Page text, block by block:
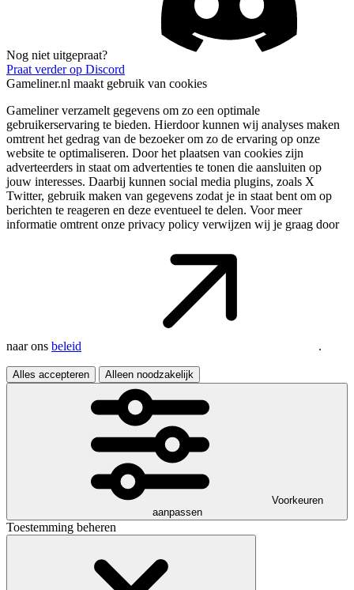
Nog niet uitgepraat?
Praat verder op Discord
Gameliner.nl maakt gebruik van cookies
Gameliner verzamelt gegevens om zo een optimale
gebruikerservaring te bieden. Hierdoor kunnen wij analyses maken
omtrent het gedrag van de bezoeker om zo de ervaring op onze
website te optimaliseren. Door het plaatsen van cookies zijn
adverteerders in staat om advertenties te tonen die aansluiten op
jouw interesses. Daarbij kunnen social media plugins, zoals X
Twitter, gebruik maken van gegevens zodat je in staat bent om op
berichten te reageren en deze eventueel te delen. Voor meer
informatie omtrent onze privacy policy verwijzen wij je graag door
naar ons beleid .
Alles accepteren Alleen noodzakelijk
Voorkeuren
aanpassen
Toestemming beheren